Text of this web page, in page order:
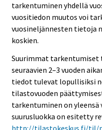
tarkentuminen yhdellä
vuositiedon muutos voi
vuosineljännesten tietoja
koskien.
Suurimmat
seuraavien 2–3 vuoden
tiedot tulevat lopullisiksi
tilastovuoden
tarkentuminen on
suurusluokka on esitetty